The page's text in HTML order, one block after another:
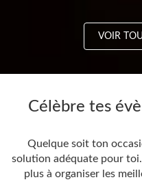
VOIR
Célèbre tes
Quelque soit ton
solution adéquate pour
plus à organiser les